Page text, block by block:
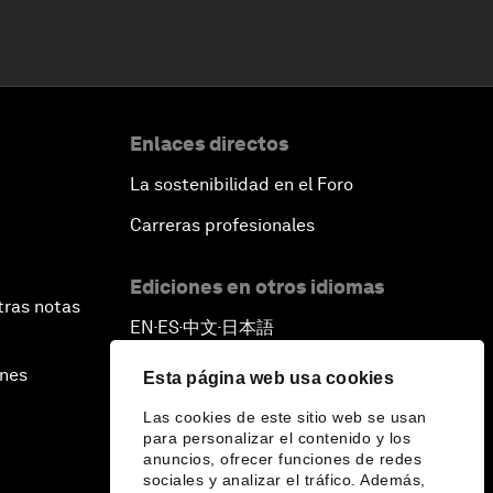
Esta página web usa cookies
Las cookies de este sitio web se usan
para personalizar el contenido y los
anuncios, ofrecer funciones de redes
sociales y analizar el tráfico. Además,
notas
Enlaces directos
La sostenibilidad en el Foro
Carreras profesionales
Ediciones en otros idiomas
EN ▪ES▪中文▪ 日本語